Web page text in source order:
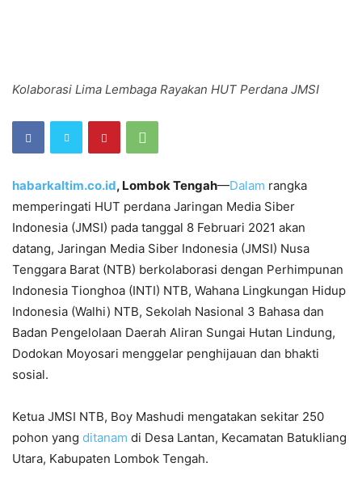
Kolaborasi Lima Lembaga Rayakan HUT Perdana JMSI
habarkaltim.co.id, Lombok Tengah—Dalam rangka
memperingati HUT perdana Jaringan Media Siber
Indonesia (JMSI) pada tanggal 8 Februari 2021 akan
datang, Jaringan Media Siber Indonesia (JMSI) Nusa
Tenggara Barat (NTB) berkolaborasi dengan Perhimpunan
Indonesia Tionghoa (INTI) NTB, Wahana Lingkungan Hidup
Indonesia (Walhi) NTB, Sekolah Nasional 3 Bahasa dan
Badan Pengelolaan Daerah Aliran Sungai Hutan Lindung,
Dodokan Moyosari menggelar penghijauan dan bhakti
sosial.
Ketua JMSI NTB, Boy Mashudi mengatakan sekitar 250
pohon yang ditanam di Desa Lantan, Kecamatan Batukliang
Utara, Kabupaten Lombok Tengah.